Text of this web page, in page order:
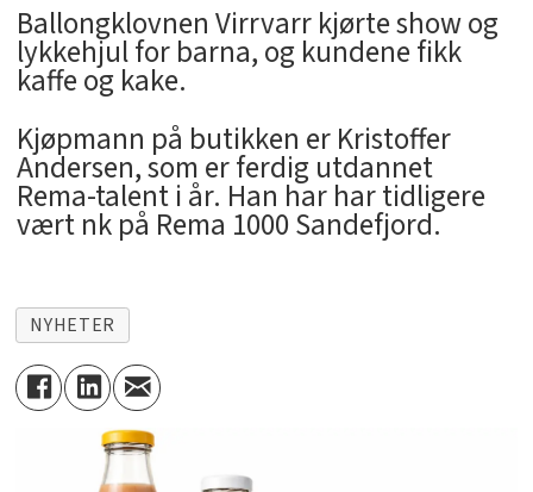
Ballongklovnen Virrvarr kjørte show og
lykkehjul for barna, og kundene fikk
kaffe og kake.
Kjøpmann på butikken er Kristoffer
Andersen, som er ferdig utdannet
Rema-talent i år. Han har har tidligere
vært nk på Rema 1000 Sandefjord.
NYHETER